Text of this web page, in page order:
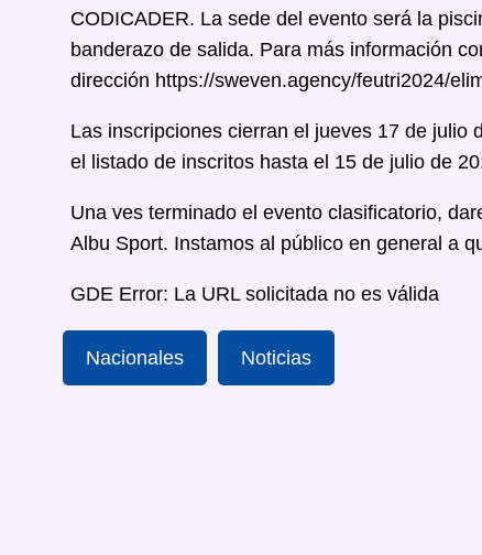
CODICADER. La sede del evento será la
banderazo de salida. Para más información
dirección https://sweven.agency/feutri2024/
Las inscripciones cierran el jueves 17 de
el listado de inscritos hasta el 15 de julio de
Una ves terminado el evento clasificatorio,
Albu Sport. Instamos al público en general a
GDE Error: La URL solicitada no es válida
Nacionales Noticias